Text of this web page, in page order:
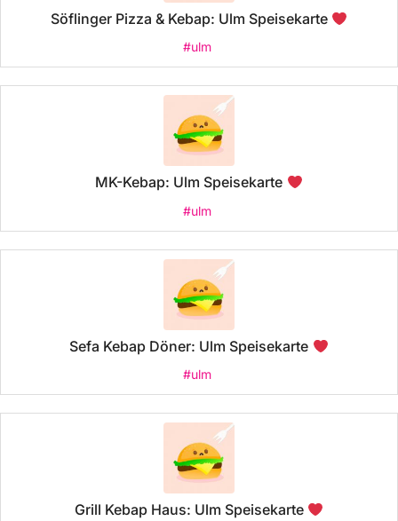
Söflinger Pizza & Kebap: Ulm Speisekarte
#ulm
MK-Kebap: Ulm Speisekarte
#ulm
Sefa Kebap Döner: Ulm Speisekarte
#ulm
Grill Kebap Haus: Ulm Speisekarte